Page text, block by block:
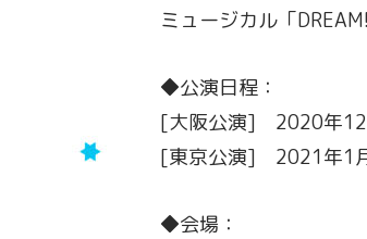
ミュージカル「
◆公演日程：
[大阪公演] 2020年
[東京公演] 2021年1
◆会場：